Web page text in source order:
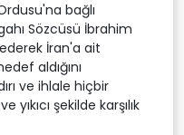
bağlı
Sözcüsü İbrahim
İran'a ait
aldığını
ve ihlale hiçbir
şekilde karşılık